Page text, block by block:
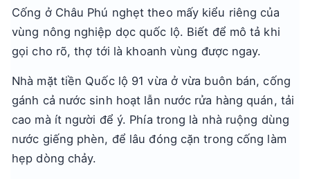
Cống ở Châu Phú nghẹt theo mấy kiểu riêng của
vùng nông nghiệp dọc quốc lộ. Biết để mô tả khi
gọi cho rõ, thợ tới là khoanh vùng được ngay.
Nhà mặt tiền Quốc lộ 91 vừa ở vừa buôn bán, cống
gánh cả nước sinh hoạt lẫn nước rửa hàng quán, tải
cao mà ít người để ý. Phía trong là nhà ruộng dùng
nước giếng phèn, để lâu đóng cặn trong cống làm
hẹp dòng chảy.